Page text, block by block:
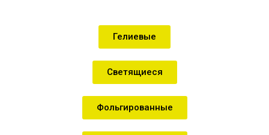
Гелиевые
Светящиеся
Фольгированные